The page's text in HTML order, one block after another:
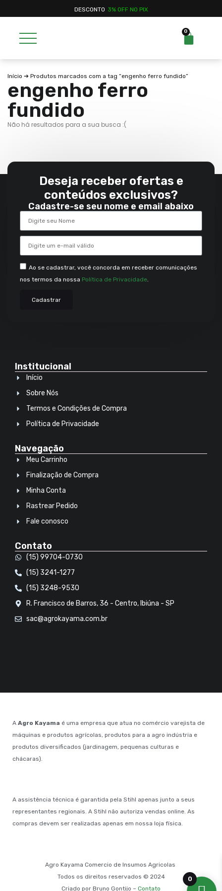
DESCONTO 3% OFF NO PIX
0
Início ➔ Produtos marcados com a tag “engenho ferro fundido”
engenho ferro
fundido
Não há resultados para a sua busca :(
Deseja receber ofertas e
conteúdos exclusivos?
Cadastre-se seu nome e email abaixo
Ao se cadastrar, você concorda em receber comunicações
nos termos da nossa Política de Privacidade
Cadastrar
Institucional
Início
Sobre Nós
Termos e Condições de Compra
Política de Privacidade
Navegação
Meu Carrinho
Finalização de Compra
Minha Conta
Rastrear Pedido
Fale conosco
Contato
(15) 99704-0730
(15) 3241-1277
(15) 3248-9530
R. Francisco de Barros, 36 - Centro, Ibiúna - SP
sac@agrokayama.com.br
A Agro Kayama é uma empresa que atua no comércio varejista de
máquinas e produtos agrícolas, produtos para a agro indústria e
produtos diversificados (jardinagem, pequenas culturas e
chácaras).
A assistência técnica é garantida pela Stihl apenas junto a seus
representantes regionais. A Stihl não autoriza vendas online. As
compras devem ser realizadas apenas em nossa loja física.
Agro Kayama Comercio de Insumos Agricolas
Todos os direitos reservados © 2024
Criado por Bruno Gontijo – Contato
0